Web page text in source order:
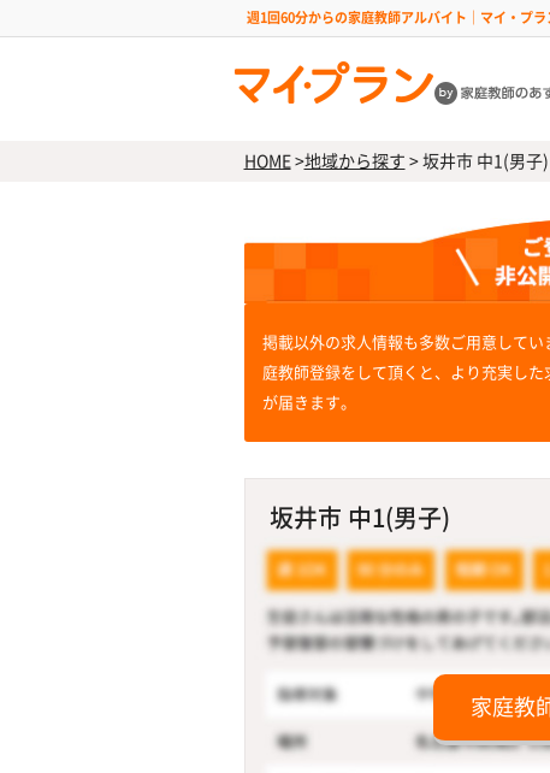
週1回60分からの家庭教師アルバイト｜マイ・プラ
HOME>地域から探す >坂井市 中1(男子)
掲載以外の求人情報も多数ご用意してい
庭教師登録をして頂くと、より充実した
が届きます。
坂井市 中1(男子)
家庭教